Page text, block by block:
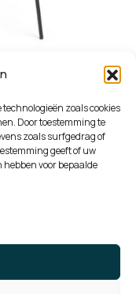
zoals cookies
Door toestemming te
zoals surfgedrag of
geeft of uw
voor bepaalde